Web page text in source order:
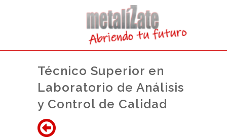
Técnico Superior en
Laboratorio de Análisis
y Control de Calidad